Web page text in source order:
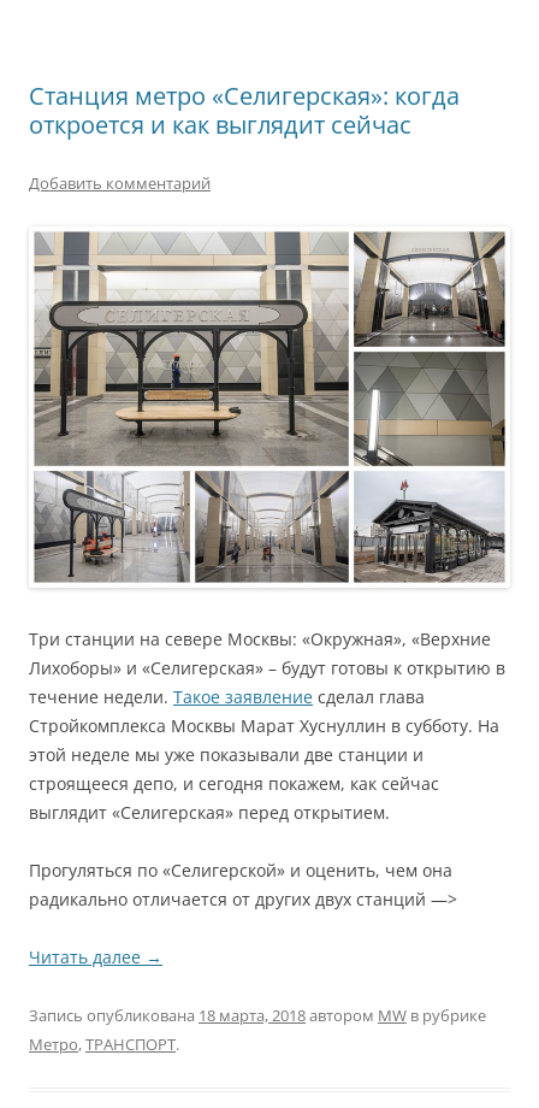
Станция метро «Селигерская»: когда
откроется и как выглядит сейчас
Добавить комментарий
Три станции на севере Москвы: «Окружная», «Верхние
Лихоборы» и «Селигерская» – будут готовы к открытию в
течение недели. Такое заявление сделал глава
Стройкомплекса Москвы Марат Хуснуллин в субботу. На
этой неделе мы уже показывали две станции и
строящееся депо, и сегодня покажем, как сейчас
выглядит «Селигерская» перед открытием.
Прогуляться по «Селигерской» и оценить, чем она
радикально отличается от других двух станций —>
Читать далее →
Запись опубликована 18 марта, 2018автором MW в рубрике
Метро,ТРАНСПОРТ.